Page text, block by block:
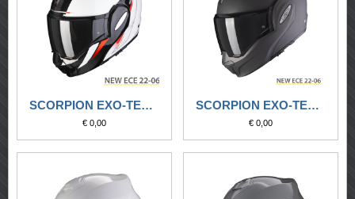
SCORPION EXO-TECH EVO PRIMUS BIANCO PERLA-NERO
€ 0,00
SCORPION EXO-TECH EVO SOLID ANTRACITE OPACO
€ 0,00